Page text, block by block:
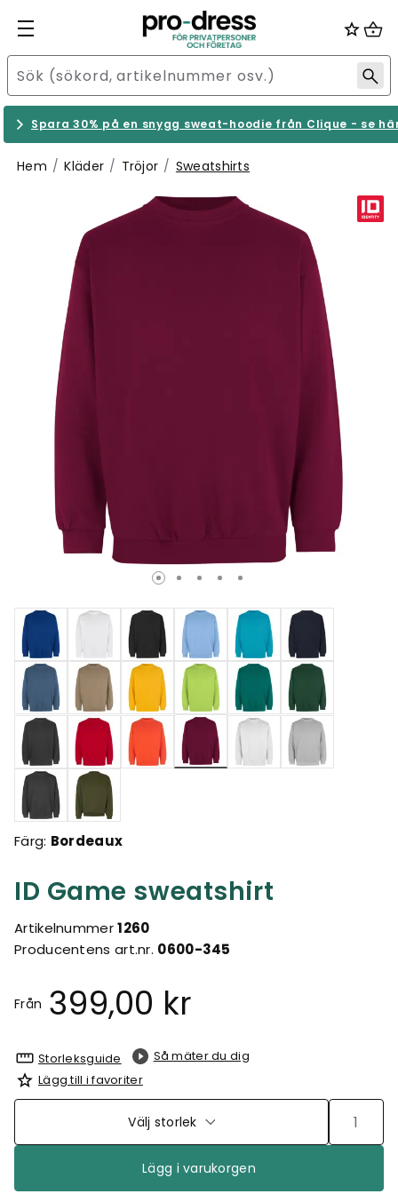
Spara 30% på en snygg sweat-hoodie från Clique - se
Hem Kläder Tröjor Sweatshirts
ID Game sweatshirt
Artikelnummer1260
Producentens art.nr. 0600-345
Från 399,00 kr
Valda
Färg: Bordeaux
Storleksguide
Så mäter du dig
Lägg till i favoriter
Välj storlek
Lägg i varukorgen